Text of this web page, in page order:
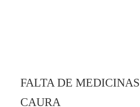
FALTA DE
CAURA